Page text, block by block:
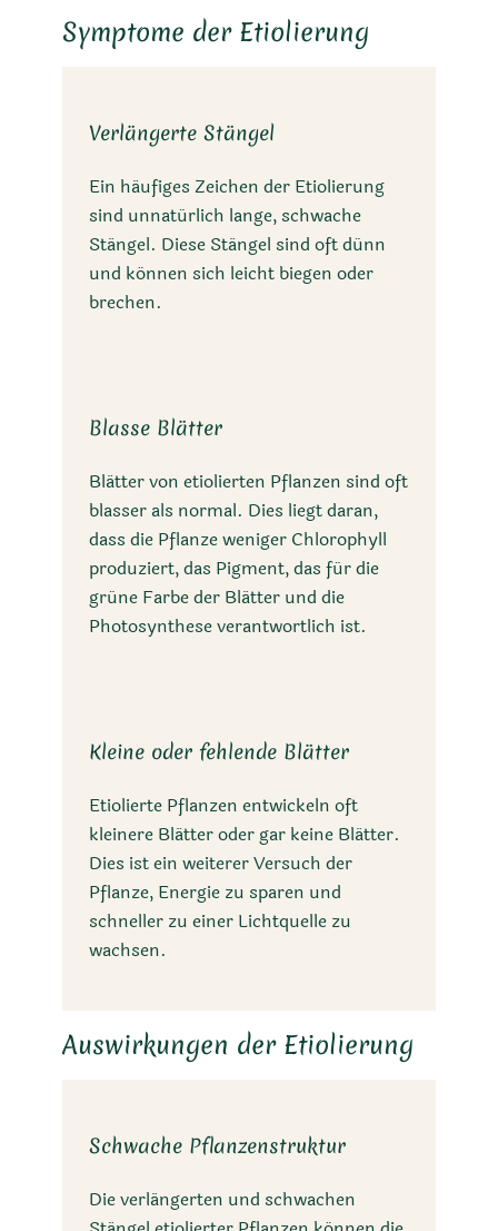
Symptome der Etiolierung
Verlängerte Stängel
Ein häufiges Zeichen der Etiolierung
sind unnatürlich lange, schwache
Stängel. Diese Stängel sind oft dünn
und können sich leicht biegen oder
brechen.
Blasse Blätter
Blätter von etiolierten Pflanzen sind oft
blasser als normal. Dies liegt daran,
dass die Pflanze weniger Chlorophyll
produziert, das Pigment, das für die
grüne Farbe der Blätter und die
Photosynthese verantwortlich ist.
Kleine oder fehlende Blätter
Etiolierte Pflanzen entwickeln oft
kleinere Blätter oder gar keine Blätter.
Dies ist ein weiterer Versuch der
Pflanze, Energie zu sparen und
schneller zu einer Lichtquelle zu
wachsen.
Auswirkungen der Etiolierung
Schwache Pflanzenstruktur
Die verlängerten und schwachen